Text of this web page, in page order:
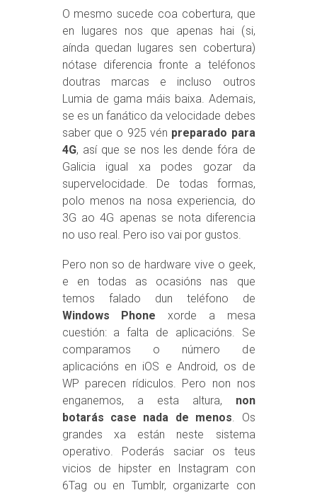
O mesmo sucede coa cobertura, que
en lugares nos que apenas hai (si,
aínda quedan lugares sen cobertura)
nótase diferencia fronte a teléfonos
doutras marcas e incluso outros
Lumia de gama máis baixa. Ademais,
se es un fanático da velocidade debes
saber que o 925 vén preparado para
4G, así que se nos les dende fóra de
Galicia igual xa podes gozar da
supervelocidade. De todas formas,
polo menos na nosa experiencia, do
3G ao 4G apenas se nota diferencia
no uso real. Pero iso vai por gustos.
Pero non so de hardware vive o geek,
e en todas as ocasións nas que
temos falado dun teléfono de
Windows Phone xorde a mesa
cuestión: a falta de aplicacións. Se
comparamos o número de
aplicacións en iOS e Android, os de
WP parecen rídiculos. Pero non nos
enganemos, a esta altura, non
botarás case nada de menos. Os
grandes xa están neste sistema
operativo. Poderás saciar os teus
vicios de hipster en Instagram con
6Tag ou en Tumblr, organizarte con